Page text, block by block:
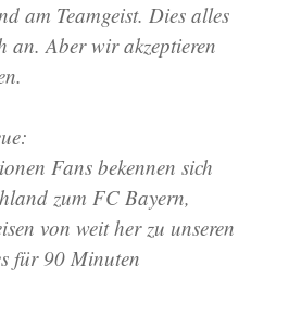
am Teamgeist. Dies alles
an. Aber wir akzeptieren
:
Fans bekennen sich
zum FC Bayern,
von weit her zu unseren
für 90 Minuten